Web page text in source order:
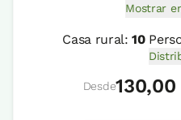
Mostrar
Casa rural:10
Desde